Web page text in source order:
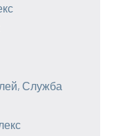
Служба